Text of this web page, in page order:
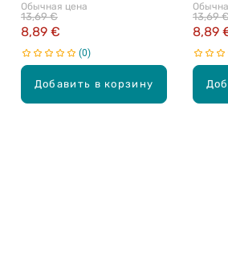
Добавить в корзину
Обычная цена
8,89 €
13,69 €
0
8,89
13,69